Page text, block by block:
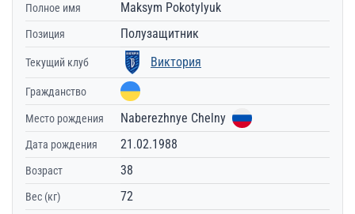
Полное имя Maksym Pokotylyuk
Позиция Полузащитник
Текущий клуб Виктория
Гражданство
Место рождения Naberezhnye Chelny
Дата рождения 21.02.1988
Возраст 38
Вес (кг) 72